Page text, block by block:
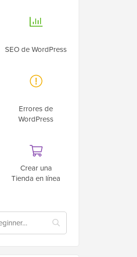
SEO de WordPress
Errores de
WordPress
Crear una
Tienda en línea